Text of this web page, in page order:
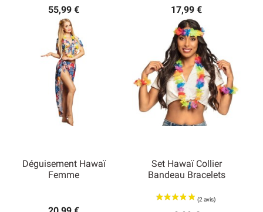
55,99 € 17,99 €
Déguisement Hawaï
Femme
Set Hawaï Collier
Bandeau Bracelets